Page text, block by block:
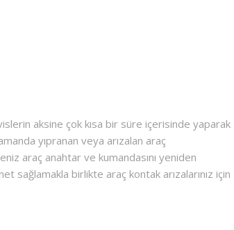
aksine çok kısa bir süre içerisinde yaparak
yıpranan veya arızalan araç
araç anahtar ve kumandasını yeniden
sağlamakla birlikte araç kontak arızalarınız için